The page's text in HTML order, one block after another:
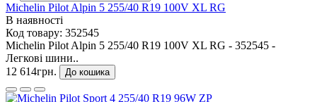
Michelin Pilot Alpin 5 255/40 R19 100V XL RG
В наявності
Код товару: 352545
Michelin Pilot Alpin 5 255/40 R19 100V XL RG - 352545 -
Легкові шини..
12 614грн.
До кошика